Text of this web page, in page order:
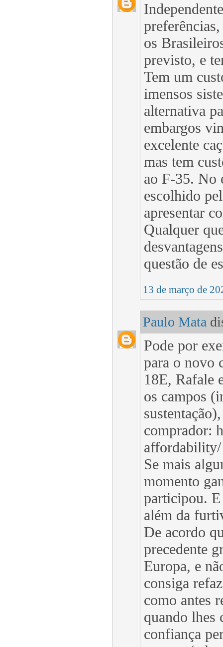
os
previsto, e
Tem um
imensos
alternativa
embargos
excelente
mas tem
ao F-35. No
escolhido
apresentar
Qualquer
questão de
13 de março de
Paulo Mata
Pode por
para o novo
18E, Rafale
os campos
comprador:
affordability/
Se mais
momento
participou. E
além da
De acordo
precedente
Europa, e
consiga
como antes
quando lhes
confiança